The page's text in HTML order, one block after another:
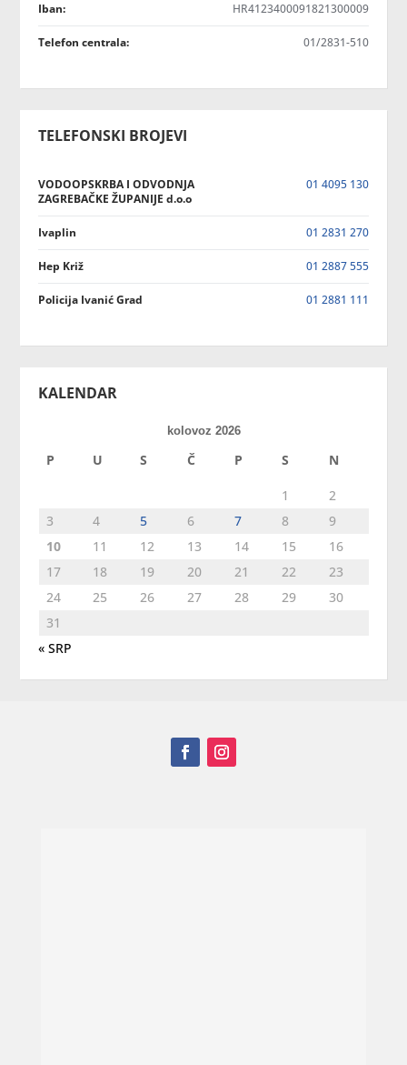
Iban: HR4123400091821300009
Telefon centrala: 01/2831-510
TELEFONSKI BROJEVI
VODOOPSKRBA I ODVODNJA
ZAGREBAČKE ŽUPANIJE d.o.o
01 4095 130
Ivaplin 01 2831 270
Hep Križ 01 2887 555
Policija Ivanić Grad 01 2881 111
KALENDAR
kolovoz 2026
P U S Č P S N
1
2
3
4 5 6 7 8
9
10
11 12 13 14 15
16
17
18 19 20 21 22
23
24
25 26 27 28 29
30
31
« SRP